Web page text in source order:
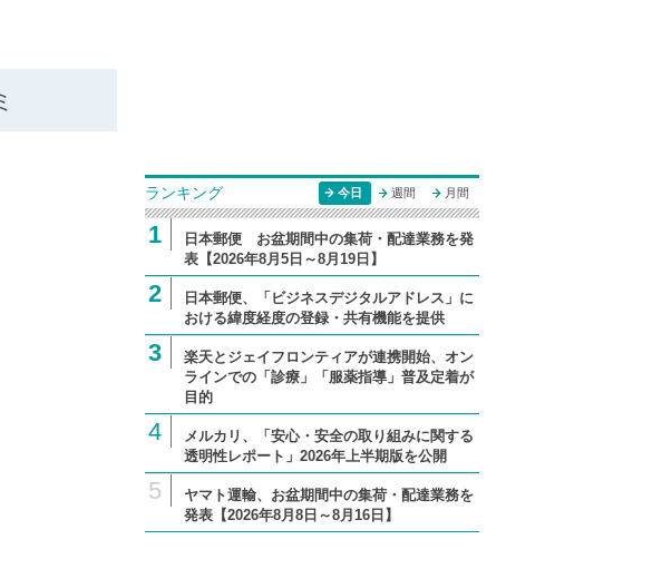
ランキング 今日 週間 月間
1
日本郵便 お盆期間中の集荷・配達業務を発
表【2026年8月5日～8月19日】
2
日本郵便、「ビジネスデジタルアドレス」に
おける緯度経度の登録・共有機能を提供
3
楽天とジェイフロンティアが連携開始、オン
ラインでの「診療」「服薬指導」普及定着が
目的
4
メルカリ、「安心・安全の取り組みに関する
透明性レポート」2026年上半期版を公開
5
ヤマト運輸、お盆期間中の集荷・配達業務を
発表【2026年8月8日～8月16日】